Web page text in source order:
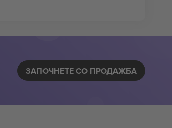
ЗАПОЧНЕТЕ СО ПРОДАЖБА